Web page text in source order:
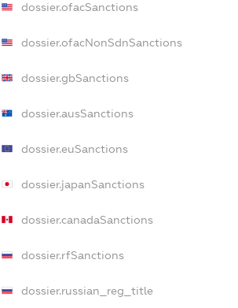
dossier.ofacSanctions
dossier.ofacNonSdnSanctions
dossier.gbSanctions
dossier.ausSanctions
dossier.euSanctions
dossier.japanSanctions
dossier.canadaSanctions
dossier.rfSanctions
dossier.russian_reg_title